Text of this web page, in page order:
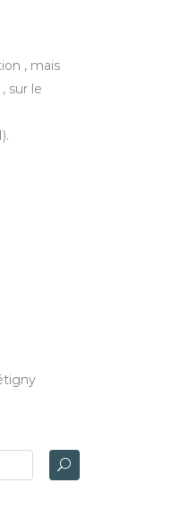
, mais
sur le